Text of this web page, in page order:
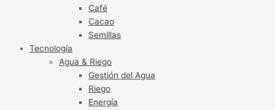
Café
Cacao
Semillas
Tecnología
Agua & Riego
Gestión del Agua
Riego
Energía